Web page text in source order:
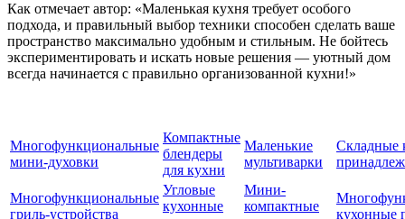
Как отмечает автор: «Маленькая кухня требует особого
подхода, и правильный выбор техники способен сделать ваше
пространство максимально удобным и стильным. Не бойтесь
экспериментировать и искать новые решения — уютный дом
всегда начинается с правильно организованной кухни!»
Многофункциональные
мини-духовки
Компактные
блендеры
для кухни
Маленькие
мультиварки
Складные
Многофункциональные
гриль-устройства
Угловые
кухонные
Мини-
компактные
кухонные